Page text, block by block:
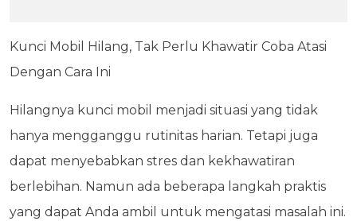
Kunci Mobil Hilang, Tak Perlu Khawatir Coba Atasi
Dengan Cara Ini
Hilangnya kunci mobil menjadi situasi yang tidak
hanya mengganggu rutinitas harian. Tetapi juga
dapat menyebabkan stres dan kekhawatiran
berlebihan. Namun ada beberapa langkah praktis
yang dapat Anda ambil untuk mengatasi masalah ini.